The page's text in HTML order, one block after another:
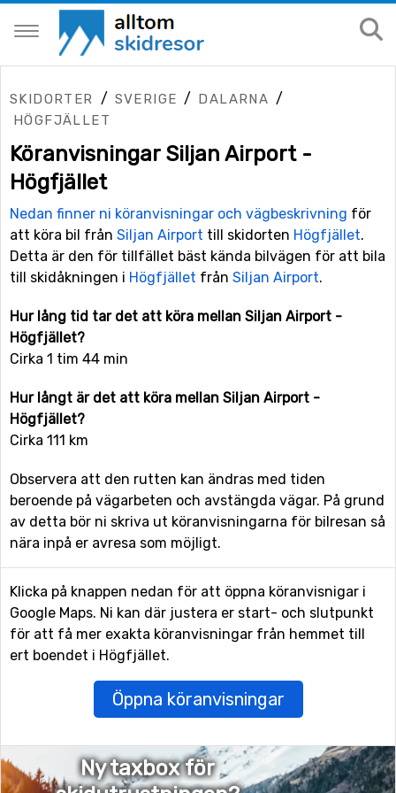
SKIDORTER / SVERIGE / DALARNA /
HÖGFJÄLLET
Köranvisningar Siljan Airport -
Högfjället
Nedan finner ni köranvisningar och vägbeskrivning för
att köra bil från Siljan Airport till skidorten Högfjället.
Detta är den för tillfället bäst kända bilvägen för att bila
till skidåkningen i Högfjället från Siljan Airport.
Hur lång tid tar det att köra mellan Siljan Airport -
Högfjället?
Cirka 1 tim 44 min
Hur långt är det att köra mellan Siljan Airport -
Högfjället?
Cirka 111 km
Observera att den rutten kan ändras med tiden
beroende på vägarbeten och avstängda vägar. På grund
av detta bör ni skriva ut köranvisningarna för bilresan så
nära inpå er avresa som möjligt.
Klicka på knappen nedan för att öppna köranvisnigar i
Google Maps. Ni kan där justera er start- och slutpunkt
för att få mer exakta köranvisningar från hemmet till
ert boendet i Högfjället.
Öppna köranvisningar
Ny taxbox för